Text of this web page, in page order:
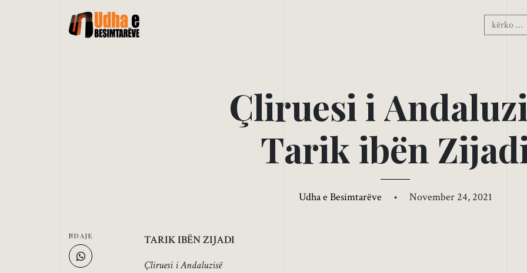
Çliruesi i Andaluzi
Tarik ibën Zijad
Udha e Besimtarëve • November 24, 2021
TARIK IBËN ZIJADI
Çliruesi i Andaluzisë
NDAJE